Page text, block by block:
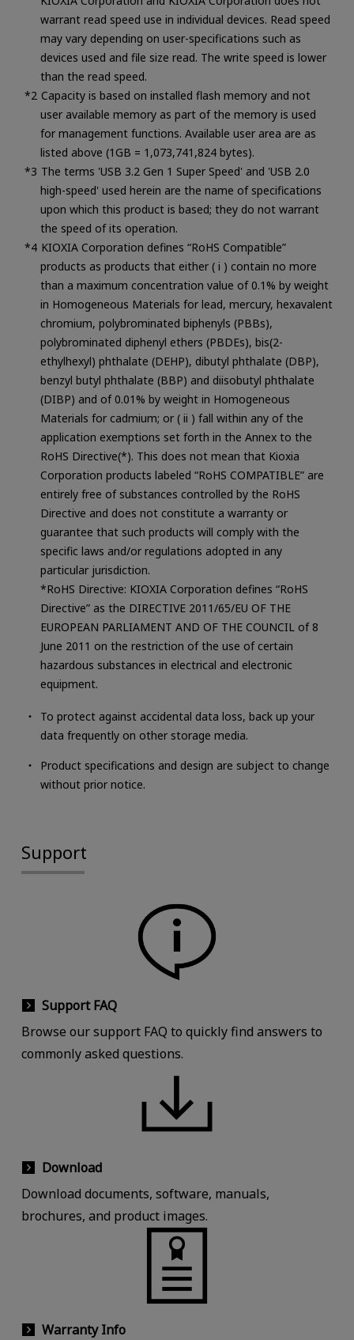
warrant read speed use in individual devices. Read speed
may vary depending on user-specifications such as
devices used and file size read. The write speed is lower
than the read speed.
Capacity is based on installed flash memory and not
user available memory as part of the memory is used
for management functions. Available user area are as
listed above (1GB = 1,073,741,824 bytes).
The terms 'USB 3.2 Gen 1 Super Speed' and 'USB 2.0
high-speed' used herein are the name of specifications
upon which this product is based; they do not warrant
the speed of its operation.
KIOXIA Corporation defines “RoHS Compatible”
products as products that either ( i ) contain no more
than a maximum concentration value of 0.1% by weight
in Homogeneous Materials for lead, mercury, hexavalent
chromium, polybrominated biphenyls (PBBs),
polybrominated diphenyl ethers (PBDEs), bis(2-
ethylhexyl) phthalate (DEHP), dibutyl phthalate (DBP),
benzyl butyl phthalate (BBP) and diisobutyl phthalate
(DIBP) and of 0.01% by weight in Homogeneous
Materials for cadmium; or ( ii ) fall within any of the
application exemptions set forth in the Annex to the
RoHS Directive(*). This does not mean that Kioxia
Corporation products labeled “RoHS COMPATIBLE” are
entirely free of substances controlled by the RoHS
Directive and does not constitute a warranty or
guarantee that such products will comply with the
specific laws and/or regulations adopted in any
particular jurisdiction.
*RoHS Directive: KIOXIA Corporation defines “RoHS
Directive” as the DIRECTIVE 2011/65/EU OF THE
EUROPEAN PARLIAMENT AND OF THE COUNCIL of 8
June 2011 on the restriction of the use of certain
hazardous substances in electrical and electronic
equipment.
To protect against accidental data loss, back up your
data frequently on other storage media.
Product specifications and design are subject to change
without prior notice.
Support
Support FAQ
Browse our support FAQ to quickly find answers to
commonly asked questions.
Download
Download documents, software, manuals,
brochures, and product images.
Warranty Info